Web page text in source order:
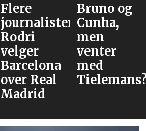
Flere
journalister:
Rodri
velger
Barcelona
over Real
Madrid
Bruno og
Cunha,
men
venter
med